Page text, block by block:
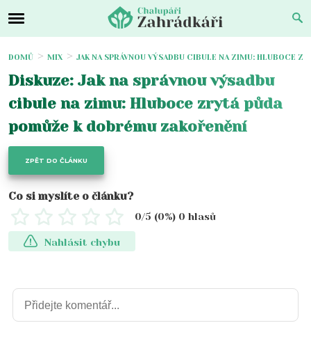
DOMŮ MIX JAK NA SPRÁVNOU VÝSADBU CIBULE NA ZIMU: HLUBOCE
Diskuze: Jak na správnou výsadbu
cibule na zimu: Hluboce zrytá půda
pomůže k dobrému zakořenění
ZPĚT DO ČLÁNKU
Co si myslíte o článku?
0/5 (0%) 0 hlasů
Nahlásit chybu